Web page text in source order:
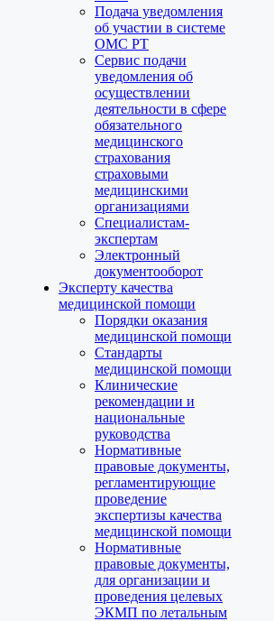
Подача уведомления
об участии в системе
ОМС РТ
Сервис подачи
уведомления об
осуществлении
деятельности в сфере
обязательного
медицинского
страхования
страховыми
медицинскими
организациями
Специалистам-
экспертам
Электронный
документооборот
Эксперту качества
медицинской помощи
Порядки оказания
медицинской помощи
Стандарты
медицинской помощи
Клинические
рекомендации и
национальные
руководства
Нормативные
правовые документы,
регламентирующие
проведение
экспертизы качества
медицинской помощи
Нормативные
правовые документы,
для организации и
проведения целевых
ЭКМП по летальным